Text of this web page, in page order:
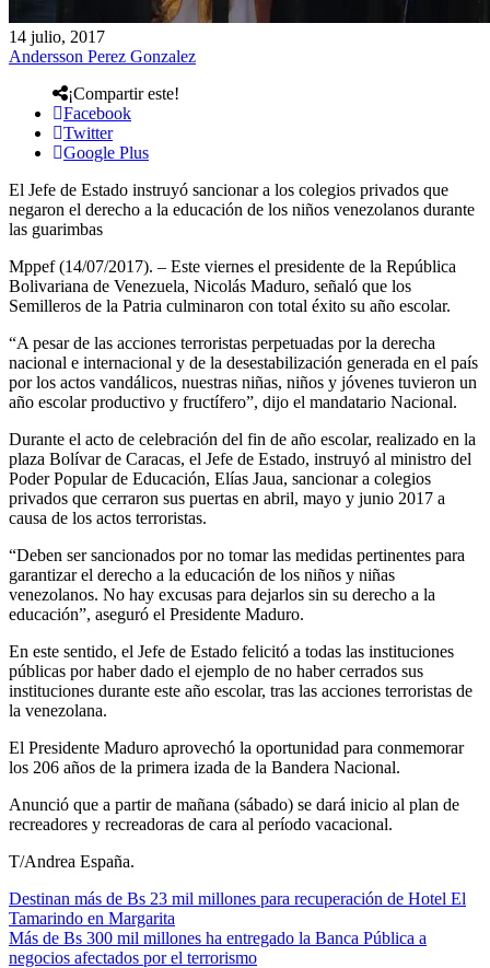
14 julio, 2017
Andersson Perez Gonzalez
¡Compartir este!
Facebook
Twitter
Google Plus
El Jefe de Estado instruyó sancionar a los colegios privados que
negaron el derecho a la educación de los niños venezolanos durante
las guarimbas
Mppef (14/07/2017). – Este viernes el presidente de la República
Bolivariana de Venezuela, Nicolás Maduro, señaló que los
Semilleros de la Patria culminaron con total éxito su año escolar.
“A pesar de las acciones terroristas perpetuadas por la derecha
nacional e internacional y de la desestabilización generada en el país
por los actos vandálicos, nuestras niñas, niños y jóvenes tuvieron un
año escolar productivo y fructífero”, dijo el mandatario Nacional.
Durante el acto de celebración del fin de año escolar, realizado en la
plaza Bolívar de Caracas, el Jefe de Estado, instruyó al ministro del
Poder Popular de Educación, Elías Jaua, sancionar a colegios
privados que cerraron sus puertas en abril, mayo y junio 2017 a
causa de los actos terroristas.
“Deben ser sancionados por no tomar las medidas pertinentes para
garantizar el derecho a la educación de los niños y niñas
venezolanos. No hay excusas para dejarlos sin su derecho a la
educación”, aseguró el Presidente Maduro.
En este sentido, el Jefe de Estado felicitó a todas las instituciones
públicas por haber dado el ejemplo de no haber cerrados sus
instituciones durante este año escolar, tras las acciones terroristas de
la venezolana.
El Presidente Maduro aprovechó la oportunidad para conmemorar
los 206 años de la primera izada de la Bandera Nacional.
Anunció que a partir de mañana (sábado) se dará inicio al plan de
recreadores y recreadoras de cara al período vacacional.
T/Andrea España.
Destinan más de Bs 23 mil millones para recuperación de Hotel El
Tamarindo en Margarita
Más de Bs 300 mil millones ha entregado la Banca Pública a
negocios afectados por el terrorismo